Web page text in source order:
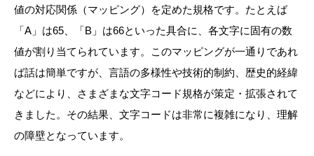
値の対応関係（マッピング）を定めた規格です。たとえば
「A」は65、「B」は66といった具合に、各文字に固有の数
値が割り当てられています。このマッピングが一通りであれ
ば話は簡単ですが、言語の多様性や技術的制約、歴史的経緯
などにより、さまざまな文字コード規格が策定・拡張されて
きました。その結果、文字コードは非常に複雑になり、理解
の障壁となっています。